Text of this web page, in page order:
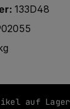
133D48
auf Lager